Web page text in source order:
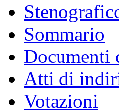
Sommario
Documenti
Atti di
Votazioni